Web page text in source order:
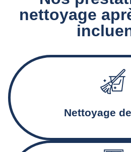
nettoyage
Nettoyage
Aspiration et décapage des sols,